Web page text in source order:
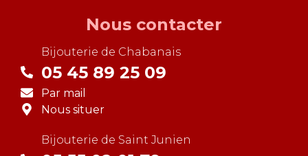
Nous contacter
Bijouterie de Chabanais
05 45 89 25 09
Par mail
Nous situer
Bijouterie de Saint Junien